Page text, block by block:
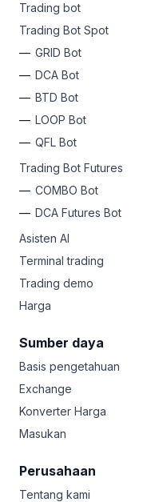
Trading bot
Trading Bot Spot
GRID Bot
DCA Bot
BTD Bot
LOOP Bot
QFL Bot
Trading Bot Futures
COMBO Bot
DCA Futures Bot
Asisten AI
Terminal trading
Trading demo
Harga
Sumber daya
Basis pengetahuan
Exchange
Konverter Harga
Masukan
Perusahaan
Tentang kami